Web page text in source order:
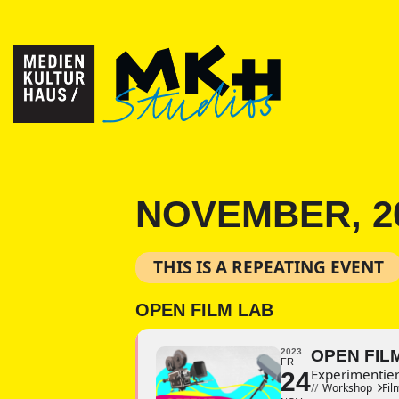
NOVEMBER,
THIS IS A REPEATING EVENT
OPEN FILM LAB
2023
FR
24
OPEN
// Workshop